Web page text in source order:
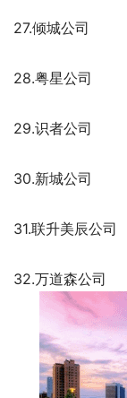
27.倾城公司
28.粤星公司
29.识者公司
30.新城公司
31.联升美辰公司
32.万道森公司